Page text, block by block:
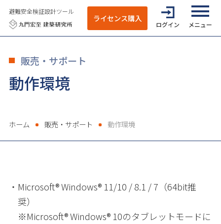
避難安全検証設計ツール
ライセンス購入
ログイン
全てのメニ
販売・サポート
動作環境
ホーム 販売・サポート 動作環境
・ Microsoft® Windows® 11/10 / 8.1 / 7（64bit推
奨）
※Microsoft® Windows® 10のタブレットモードに